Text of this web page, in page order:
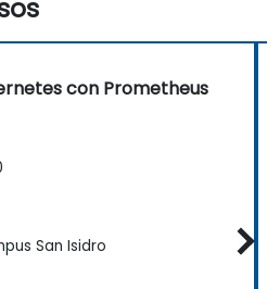
con Prometheus
San Isidro